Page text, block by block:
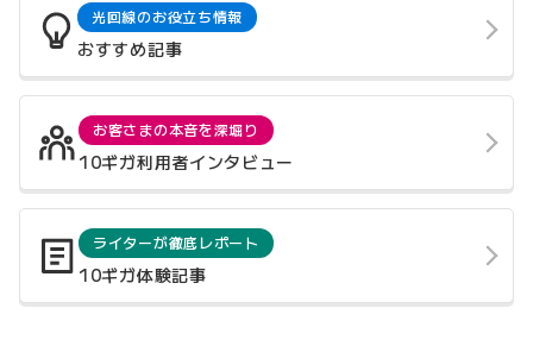
光回線のお役立ち情報
おすすめ記事
お客さまの本音を深堀り
10ギガ利用者インタビュー
ライターが徹底レポート
10ギガ体験記事